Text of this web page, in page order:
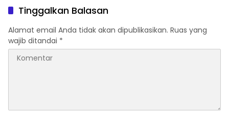
Tata Kelola
Tinggalkan Balasan
Alamat email Anda tidak akan dipublikasikan. Ruas yang
wajib ditandai *